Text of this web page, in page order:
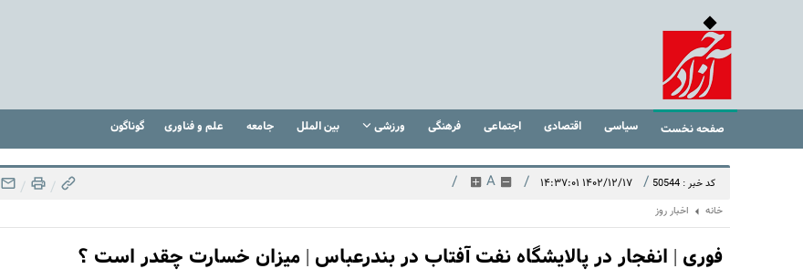
صفحه نخست سیاسی اقتصادی اجتماعی فرهنگی ورزشی بین الملل جامعه علم و فناوری گوناگون
کد خبر : 50544 / ۱۴۰۲/۱۲/۱۷ ۱۴:۳۷:۰۱ /
A
/
/
/
خانه اخبار روز
فوری | انفجار در پالایشگاه نفت آفتاب در بندرعباس | میزان خسارت چقدر است ؟